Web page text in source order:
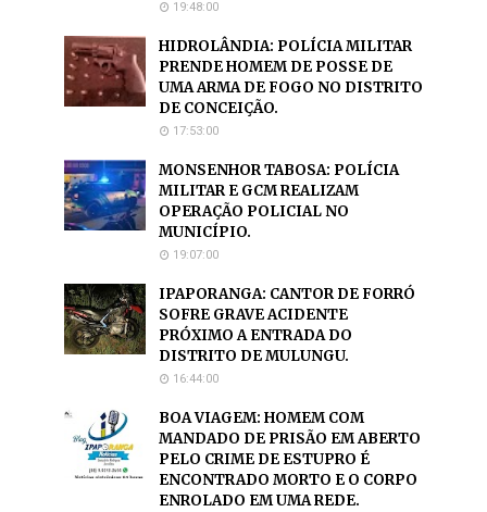
19:48:00
HIDROLÂNDIA: POLÍCIA MILITAR
PRENDE HOMEM DE POSSE DE
UMA ARMA DE FOGO NO DISTRITO
DE CONCEIÇÃO.
17:53:00
MONSENHOR TABOSA: POLÍCIA
MILITAR E GCM REALIZAM
OPERAÇÃO POLICIAL NO
MUNICÍPIO.
19:07:00
IPAPORANGA: CANTOR DE FORRÓ
SOFRE GRAVE ACIDENTE
PRÓXIMO A ENTRADA DO
DISTRITO DE MULUNGU.
16:44:00
BOA VIAGEM: HOMEM COM
MANDADO DE PRISÃO EM ABERTO
PELO CRIME DE ESTUPRO É
ENCONTRADO MORTO E O CORPO
ENROLADO EM UMA REDE.